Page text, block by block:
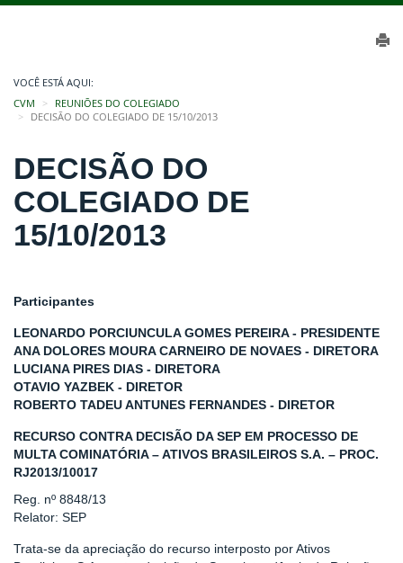
VOCÊ ESTÁ AQUI:
CVM
REUNIÕES DO COLEGIADO
DECISÃO DO COLEGIADO DE 15/10/2013
DECISÃO DO
COLEGIADO DE
15/10/2013
Participantes
LEONARDO PORCIUNCULA GOMES PEREIRA - PRESIDENTE
ANA DOLORES MOURA CARNEIRO DE NOVAES - DIRETORA
LUCIANA PIRES DIAS - DIRETORA
OTAVIO YAZBEK - DIRETOR
ROBERTO TADEU ANTUNES FERNANDES - DIRETOR
RECURSO CONTRA DECISÃO DA SEP EM PROCESSO DE
MULTA COMINATÓRIA – ATIVOS BRASILEIROS S.A. – PROC.
RJ2013/10017
Reg. nº 8848/13
Relator: SEP
Trata-se da apreciação do recurso interposto por Ativos